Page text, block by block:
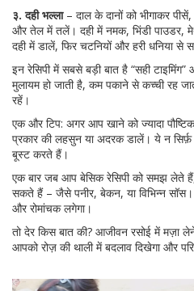
३. दही भल्ला– दाल के दानों को भीगाकर
और तेल में तलें। दही में नमक, भिंडी पाउडर,
दही में डालें, फिर चटनियों और हरी धनिया से
इन रेसिपी में सबसे बड़ी बात है “सही
मुलायम हो जाती है, कम पकाने से कच्ची रह
रहें।
एक और टिप: अगर आप खाने को ज्यादा पौष्टिक
प्रकार की लहसुन या अदरक डालें। ये न सिर्फ़
बूस्ट करते हैं।
एक बार जब आप बेसिक रेसिपी को समझ लेते
सकते हैं – जैसे पनीर, बेकन, या विभिन्न
और रोमांचक लगेगा।
तो देर किस बात की? आजीवन रसोई में मज़ा
आपको रोज़ की थाली में बदलाव दिखेगा और